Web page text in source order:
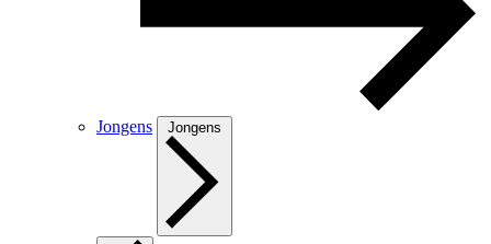
Jongens Jongens